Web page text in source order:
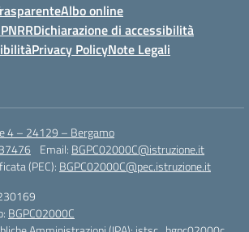
Albo online
Dichiarazione di accessibilità
Privacy PolicyNote Legali
4 – 24129 – Bergamo
Email: BGPC02000C@istruzione.it
(PEC): BGPC02000C@pec.istruzione.it
BGPC02000C